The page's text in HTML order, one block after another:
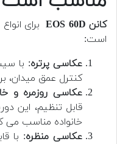
کانن EOS 60D
برای
است:
عکاسی پرتره: با
کنترل عمق میدان،
عکاسی روزمره و
قابل تنظیم، این
خانواده مناسب می
عکاسی منظره: با